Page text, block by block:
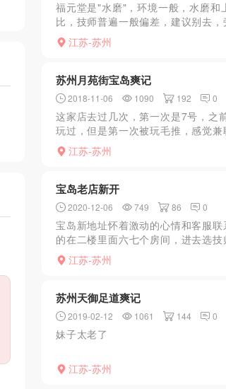
福元堂是"水磨"，环境一般，水磨和
比，技师普遍一般偏差，建议别去，
西走到金合缘，晚上路边可以停车，
是房间小，床小，技师质量都差不多
江苏-苏州
苏州月苑街宝岛爽记
2018-11-06 1090 192 0
这家店去过几次，第一次是7号，之
玩过，但是第一次被玩毛推，感觉兼
天，妹子在上面特别带劲，也不知道
还是真的。7号妹子之前可以出货两
江苏-苏州
宝岛老店新开
2020-12-06 749 86 0
宝岛新地址怀着激动的心情和客服联
的在二楼里面六七个房间，进去选技
师一个房间，看了两三个房间看到一
概20多点，服务水平一般但胜在态度
江苏-苏州
苏州天御足道爽记
2019-02-12 1061 144 0
妹子太老了
江苏-苏州